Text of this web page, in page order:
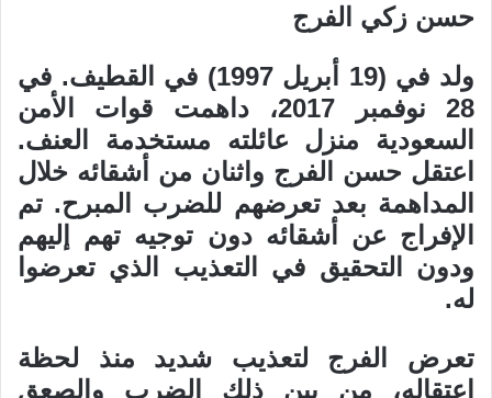
حسن زكي الفرج
ولد في (19 أبريل 1997) في القطيف. في
28 نوفمبر 2017، داهمت قوات الأمن
السعودية منزل عائلته مستخدمة العنف.
اعتقل حسن الفرج واثنان من أشقائه خلال
المداهمة بعد تعرضهم للضرب المبرح. تم
الإفراج عن أشقائه دون توجيه تهم إليهم
ودون التحقيق في التعذيب الذي تعرضوا
له.
تعرض الفرج لتعذيب شديد منذ لحظة
اعتقاله، من بين ذلك الضرب والصعق